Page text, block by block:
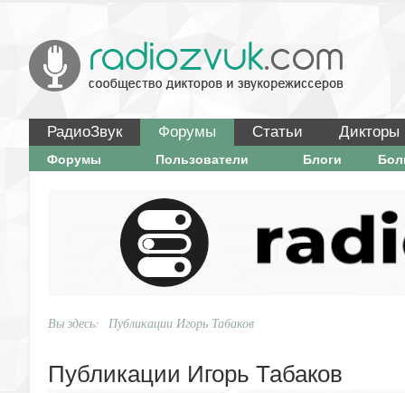
РадиоЗвук Форумы Статьи Дикторы
Форумы Пользователи Блоги
Вы здесь: Публикации Игорь Табаков
Публикации Игорь Табаков